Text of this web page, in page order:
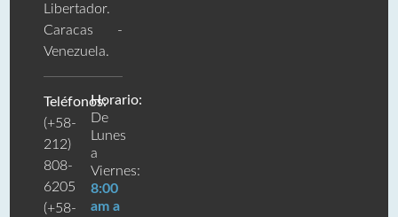
Libertador.
Caracas -
Venezuela.
Teléfonos:
(+58-
212)
808-
6205
(+58-
Horario:
De
Lunes
a
Viernes:
8:00
am a